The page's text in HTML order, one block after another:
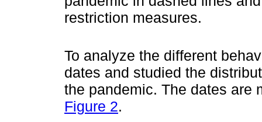
restriction measures.
To analyze the different
dates and studied the
the pandemic. The dates are
Figure 2.